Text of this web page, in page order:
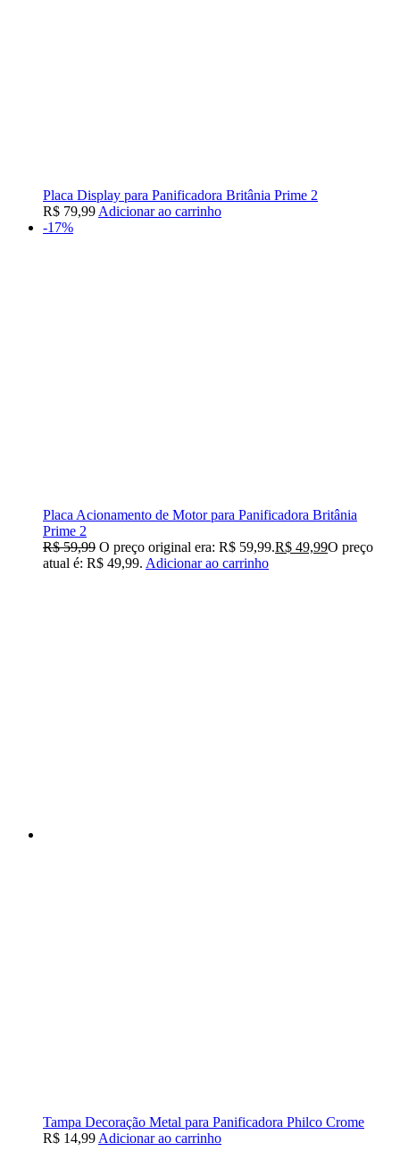
Placa Display para Panificadora Britânia Prime 2
R$ 79,99Adicionar ao carrinho
-17%
Placa Acionamento de Motor para Panificadora Britânia
Prime 2
R$59,99 O preço original era: R$ 59,99.R$ 49,99O preço
atual é: R$ 49,99. Adicionar ao carrinho
Tampa Decoração Metal para Panificadora Philco Crome
R$ 14,99Adicionar ao carrinho